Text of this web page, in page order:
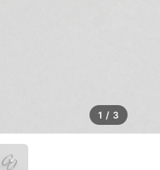
1 / 3